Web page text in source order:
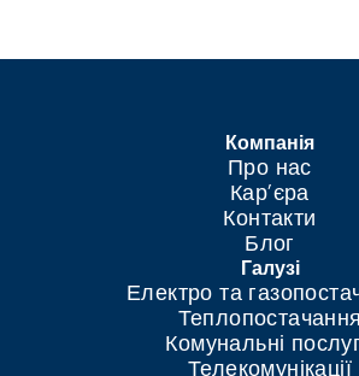
Компанія
Про нас
Кар’єра
Контакти
Блог
Галузі
Електро та
Теплопостачання
Комунальні
Телекомунікації